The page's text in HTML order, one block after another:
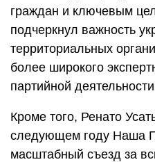
граждан и ключевым
подчеркнул важность
территориальных
более широкого
партийной
Кроме того, Ренато
следующем году Наша
масштабный съезд за